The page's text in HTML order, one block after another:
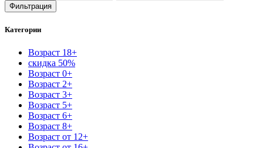
цена
цена
Фильтрация
Категории
Возраст 18+
скидка 50%
Возраст 0+
Возраст 2+
Возраст 3+
Возраст 5+
Возраст 6+
Возраст 8+
Возраст от 12+